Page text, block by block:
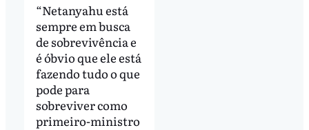
“Netanyahu está
sempre em busca
de sobrevivência e
é óbvio que ele está
fazendo tudo o que
pode para
sobreviver como
primeiro-ministro